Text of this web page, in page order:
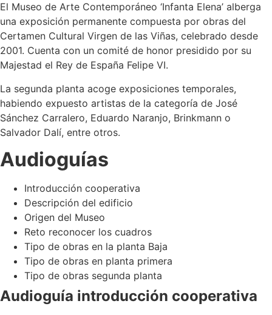
El Museo de Arte Contemporáneo ‘Infanta Elena’ alberga
una exposición permanente compuesta por obras del
Certamen Cultural Virgen de las Viñas, celebrado desde
2001. Cuenta con un comité de honor presidido por su
Majestad el Rey de España Felipe VI.
La segunda planta acoge exposiciones temporales,
habiendo expuesto artistas de la categoría de José
Sánchez Carralero, Eduardo Naranjo, Brinkmann o
Salvador Dalí, entre otros.
Audioguías
Introducción cooperativa
Descripción del edificio
Origen del Museo
Reto reconocer los cuadros
Tipo de obras en la planta Baja
Tipo de obras en planta primera
Tipo de obras segunda planta
Audioguía introducción cooperativa